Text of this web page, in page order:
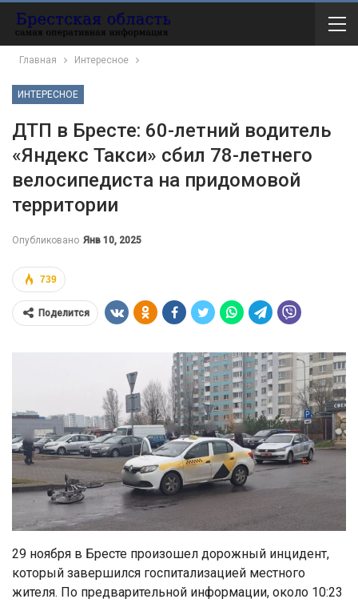
Главная Интересное
ИНТЕРЕСНОЕ
ДТП в Бресте: 60-летний водитель
«Яндекс Такси» сбил 78-летнего
велосипедиста на придомовой
территории
Опубликовано Янв 10, 2025
739
Поделится
29 ноября в Бресте произошел дорожный инцидент,
который завершился госпитализацией местного
жителя. По предварительной информации, около 10:23